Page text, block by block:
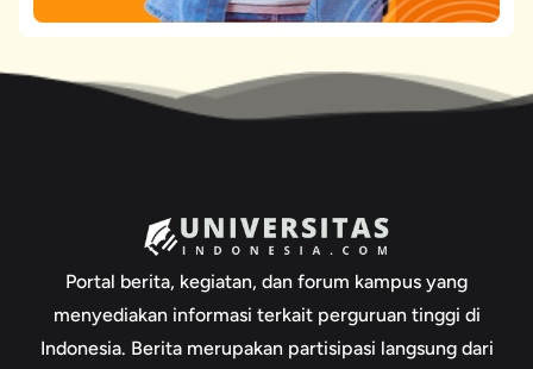
Portal berita, kegiatan, dan forum kampus yang
menyediakan informasi terkait perguruan tinggi di
Indonesia. Berita merupakan partisipasi langsung dari